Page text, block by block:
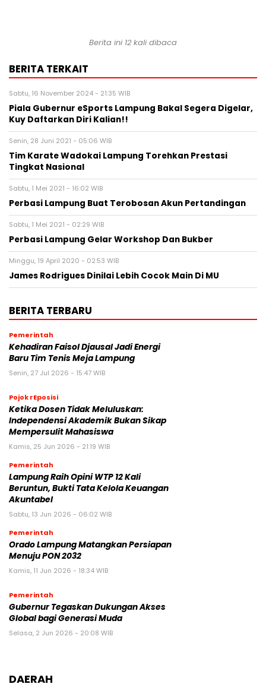
Berita ini 12 kali dibaca
BERITA TERKAIT
Sabtu, 16 November 2024 - 21:35 WIB
Piala Gubernur eSports Lampung Bakal Segera Digelar,
Kuy Daftarkan Diri Kalian!!
Senin, 28 Juni 2021 - 05:06 WIB
Tim Karate Wadokai Lampung Torehkan Prestasi
Tingkat Nasional
Sabtu, 1 Mei 2021 - 16:02 WIB
Perbasi Lampung Buat Terobosan Akun Pertandingan
Sabtu, 1 Mei 2021 - 02:29 WIB
Perbasi Lampung Gelar Workshop Dan Bukber
Minggu, 19 April 2020 - 02:53 WIB
James Rodrigues Dinilai Lebih Cocok Main Di MU
BERITA TERBARU
Pemerintah
Kehadiran Faisol Djausal Jadi Energi
Baru Tim Tenis Meja Lampung
Senin, 27 Jul 2026 - 15:47 WIB
Pojok rEposisi
Ketika Dosen Tidak Meluluskan:
Independensi Akademik Bukan Sikap
Mempersulit Mahasiswa
Kamis, 25 Jun 2026 - 21:19 WIB
Pemerintah
Lampung Raih Opini WTP 12 Kali
Beruntun, Bukti Tata Kelola Keuangan
Akuntabel
Sabtu, 13 Jun 2026 - 06:02 WIB
Pemerintah
Orado Lampung Matangkan Persiapan
Menuju PON 2032
Kamis, 11 Jun 2026 - 18:34 WIB
Pemerintah
Gubernur Tegaskan Dukungan Akses
Global bagi Generasi Muda
Selasa, 2 Jun 2026 - 20:08 WIB
DAERAH